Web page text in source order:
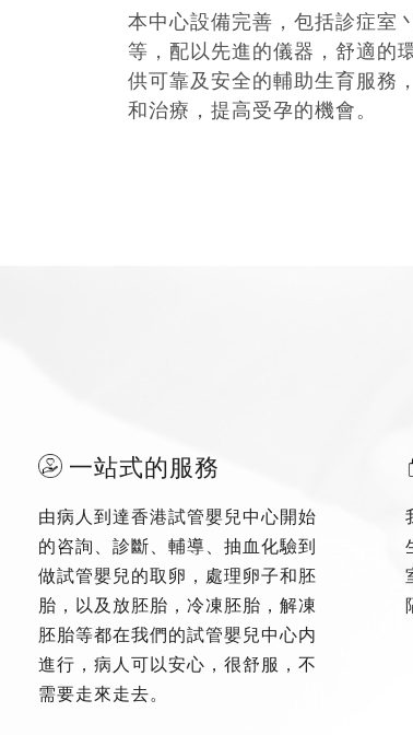
本中心設備完善，包括診症室
等，配以先進的儀器，舒適的
供可靠及安全的輔助生育服務
和治療，提高受孕的機會。
一站式的服務
由病人到達香港試管嬰兒中心開始
的咨詢、診斷、輔導、抽血化驗到
做試管嬰兒的取卵，處理卵子和胚
胎，以及放胚胎，冷凍胚胎，解凍
胚胎等都在我們的試管嬰兒中心内
進行，病人可以安心，很舒服，不
需要走來走去。